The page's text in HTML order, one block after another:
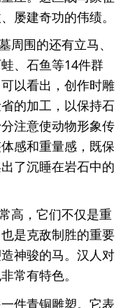
屡建奇功的伟绩。
围的还有立马、
、石鱼等14件群
以看出，创作时雕
的加工，以保持石
注意使动物形象传
感和重量感，既保
了沉睡在岩石中的
，它们不仅是重
是克敌制胜的重要
神骏的马。汉人对
常有特色。
件青铜雕塑。它表